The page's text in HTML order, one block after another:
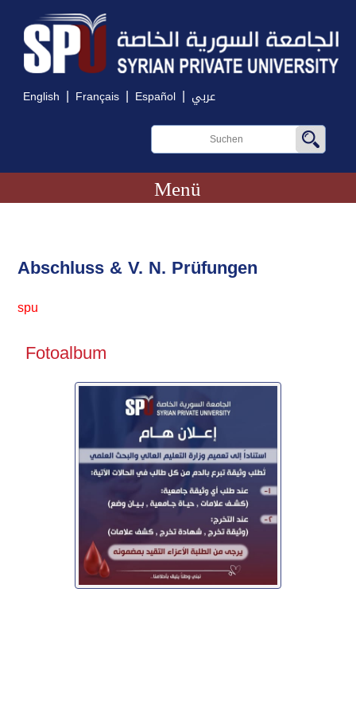
English | Français | Español | عربي
Menü
Abschluss & V. N. Prüfungen
spu
Fotoalbum